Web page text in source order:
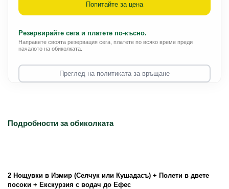
Подробности за обиколката
2 Нощувки в Измир (Селчук или Кушадасъ) + Полети в двете
посоки + Екскурзия с водач до Ефес
Попитайте за цена
Резервирайте сега и платете по-късно.
Направете своята резервация сега, платете по всяко време преди
началото на обиколката.
Преглед на политиката за връщане